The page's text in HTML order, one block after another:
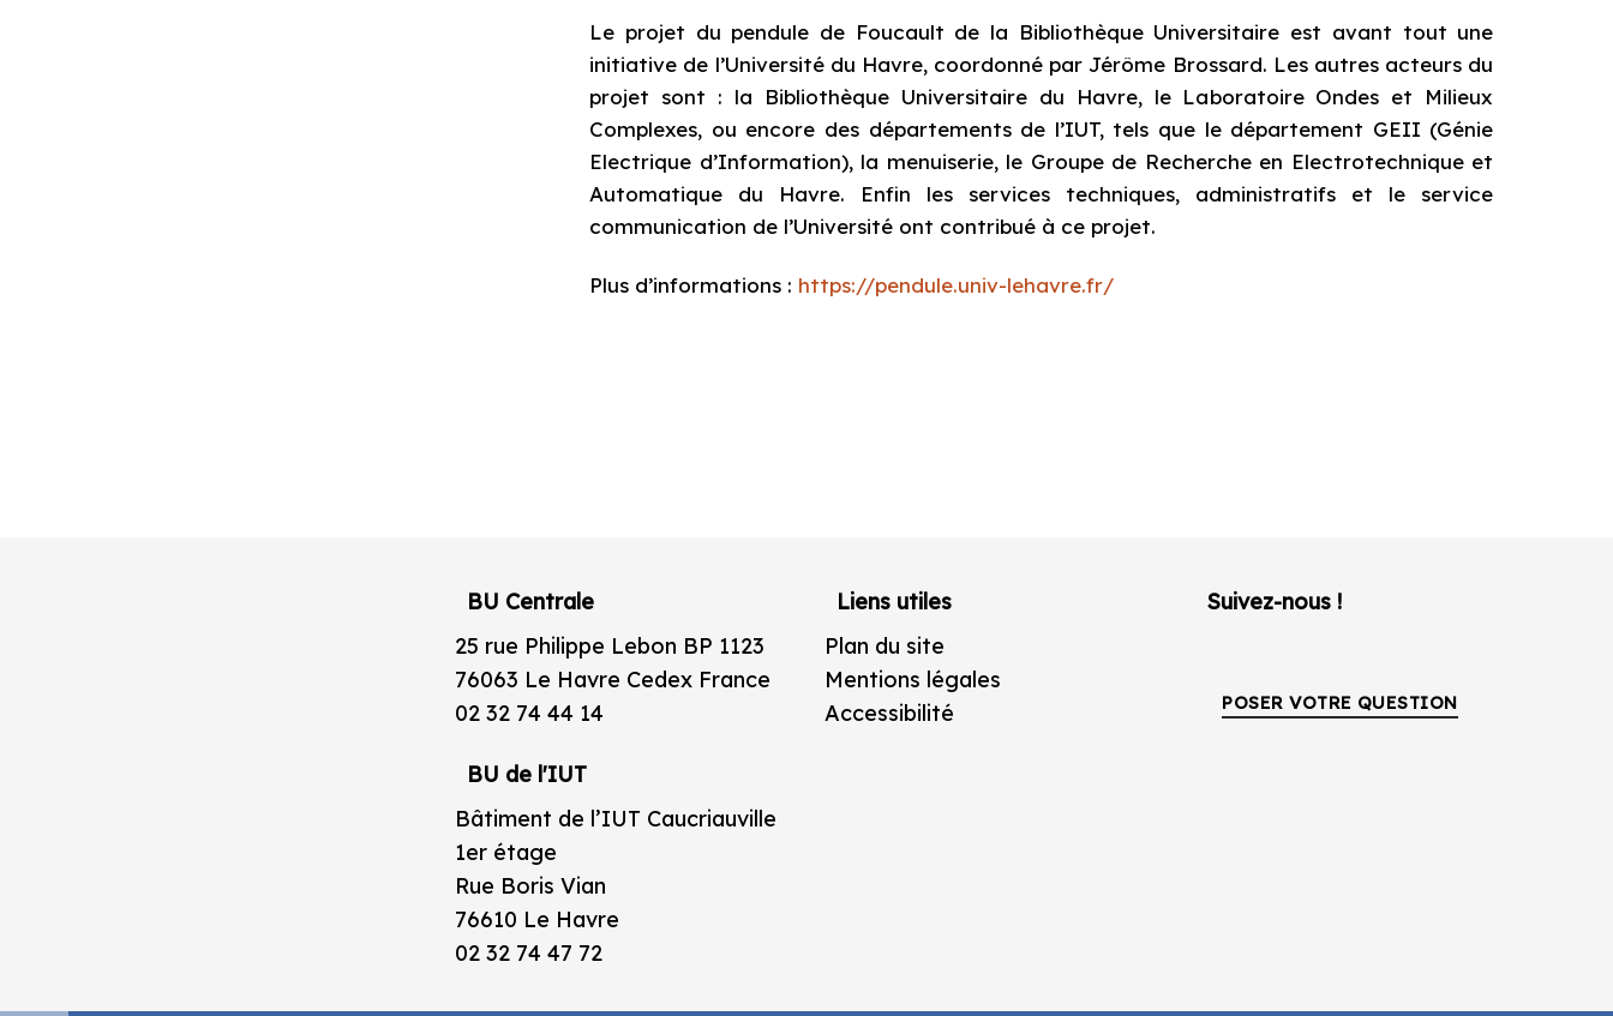
Le projet du pendule de Foucault de la Bibliothèque Universitaire est avant tout une
initiative de l’Université du Havre, coordonné par Jérôme Brossard. Les autres acteurs du
projet sont : la Bibliothèque Universitaire du Havre, le Laboratoire Ondes et Milieux
Complexes, ou encore des départements de l’IUT, tels que le département GEII (Génie
Electrique d’Information), la menuiserie, le Groupe de Recherche en Electrotechnique et
Automatique du Havre. Enfin les services techniques, administratifs et le service
communication de l’Université ont contribué à ce projet.
Plus d’informations : https://pendule.univ-lehavre.fr/
BU Centrale
25 rue Philippe Lebon BP 1123
76063 Le Havre Cedex France
02 32 74 44 14
BU de l'IUT
Bâtiment de l’IUT Caucriauville
1er étage
Rue Boris Vian
76610 Le Havre
02 32 74 47 72
Liens utiles
Plan du site
Mentions légales
Accessibilité
Suivez-nous !
POSER VOTRE QUESTION